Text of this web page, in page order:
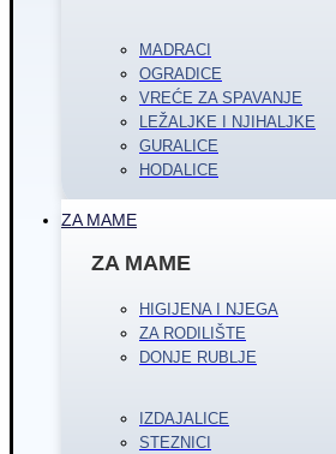
MADRACI
OGRADICE
VREĆE ZA SPAVANJE
LEŽALJKE I NJIHALJKE
GURALICE
HODALICE
ZA MAME
ZA MAME
HIGIJENA I NJEGA
ZA RODILIŠTE
DONJE RUBLJE
IZDAJALICE
STEZNICI